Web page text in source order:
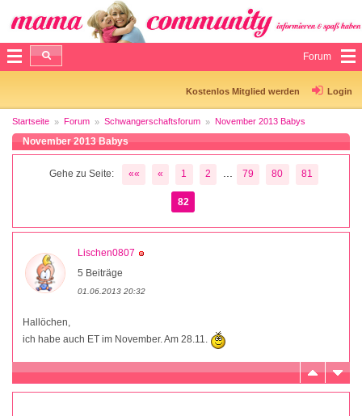
Forum
Kostenlos Mitglied werden Login
Startseite Forum Schwangerschaftsforum November 2013 Babys
November 2013 Babys
Gehe zu Seite: «« « 1 2 79 80 81
82
Lischen0807
5 Beiträge
01.06.2013 20:32
Hallöchen,
ich habe auch ET im November. Am 28.11.